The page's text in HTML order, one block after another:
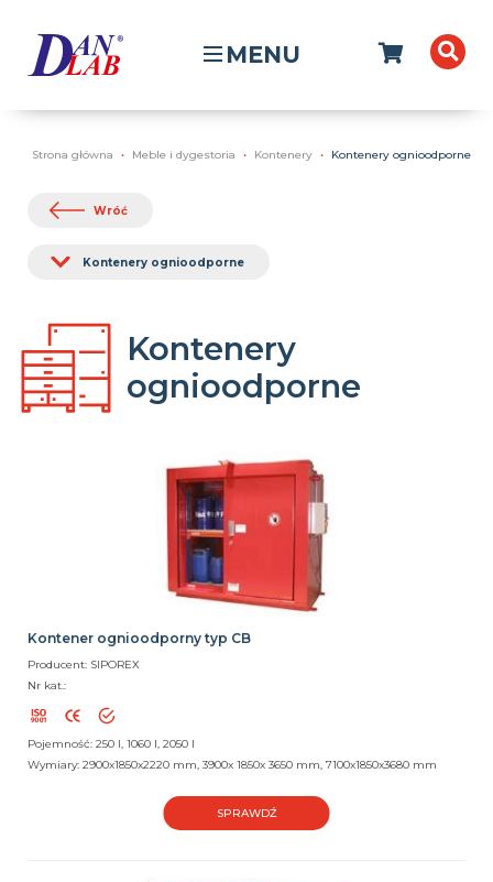
MENU
Strona główna Meble i dygestoria Kontenery Kontenery ognioodporne
Wróć
Kontenery ognioodporne
Kontenery
ognioodporne
Kontener ognioodporny typ CB
Producent: SIPOREX
Nr kat.:
Pojemność: 250 l, 1060 l, 2050 l
Wymiary: 2900x1850x2220 mm, 3900x 1850x 3650 mm, 7100x1850x3680 mm
SPRAWDŹ